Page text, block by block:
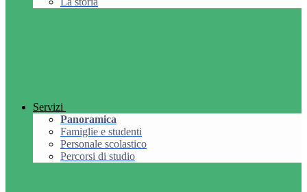
Servizi
Panoramica
Famiglie e studenti
Personale scolastico
Percorsi di studio